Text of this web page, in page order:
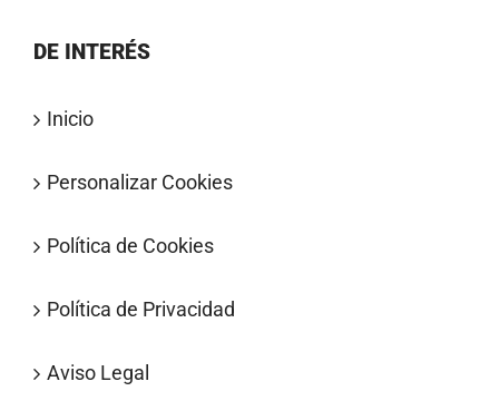
DE INTERÉS
Inicio
Personalizar Cookies
Política de Cookies
Política de Privacidad
Aviso Legal